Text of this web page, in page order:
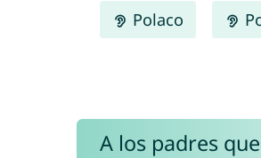
Polaco
A los padres